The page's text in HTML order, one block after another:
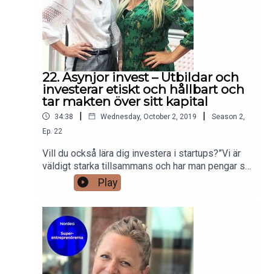
22. Asynjor invest – Utbildar och
investerar etiskt och hållbart och
tar makten över sitt kapital
34:38 | Wednesday, October 2, 2019 | Season 2,
Ep. 22
Vill du också lära dig investera i startups?”Vi är
väldigt starka tillsammans och har man pengar så
har man makt”.Vi samtalar med Monica Hedberg
och Margareta Neld som är grundare av Asynjor
Invest och brinner för att få in kvinnor i
styrelser.Styrelsearbete är historiskt
mansdominerat samtidigt som forskning visar att
företag med jämställda styrelser når bättre
resultat. Det är här Asynjor kommer in med
samlad kunskap, kompetens och vilja till
Play